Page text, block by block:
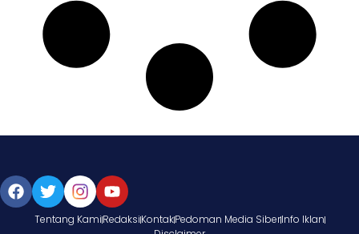
Tentang KamiRedaksiKontakPedoman Media SiberInfo Iklan